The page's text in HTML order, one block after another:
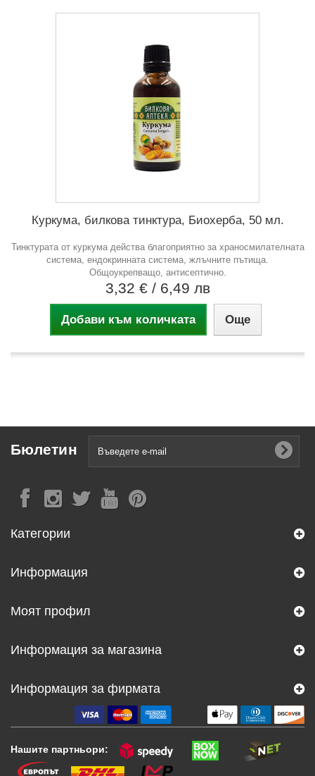
Куркума, билкова тинктура, Биохерба, 50 мл.
Тинктурата от куркума действа благоприятно за храносмилателната
система, ендокринната система, жлъчните пътища.
Общоукрепващо, антисептично.
3,32 € / 6,49 лв
Добави към количката Още
Бюлетин
Категории
Информация
Моят профил
Информация за магазина
Информация за фирмата
Нашите партньори: